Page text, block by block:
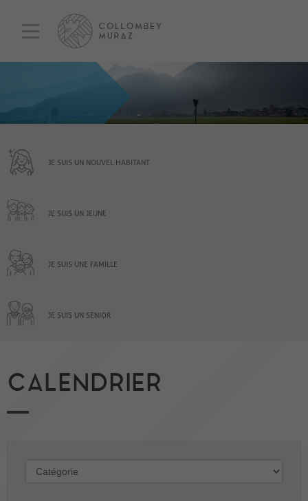
JE SUIS UN NOUVEL HABITANT
JE SUIS UN JEUNE
JE SUIS UNE FAMILLE
JE SUIS UN SENIOR
CALENDRIER